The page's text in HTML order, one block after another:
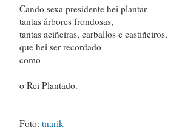
Cando sexa presidente hei plantar
tantas árbores frondosas,
tantas aciñeiras, carballos e castiñeiros,
que hei ser recordado
como
o Rei Plantado.
Foto: tnarik